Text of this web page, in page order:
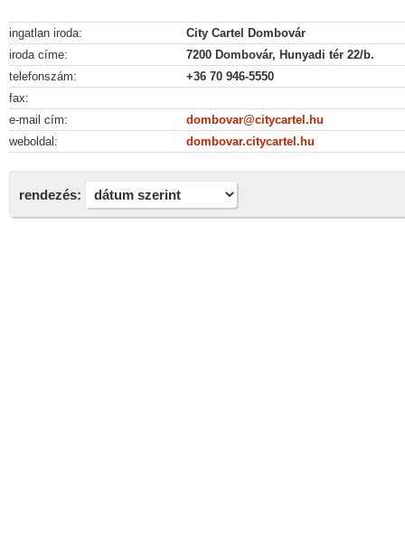
ingatlan iroda:
City Cartel Dombovár
iroda címe:
7200 Dombovár, Hunyadi tér 22/b.
telefonszám:
+36 70 946-5550
fax:
e-mail cím:
dombovar@citycartel.hu
weboldal:
dombovar.citycartel.hu
rendezés: